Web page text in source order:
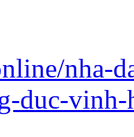
nha-
duc-vinh-